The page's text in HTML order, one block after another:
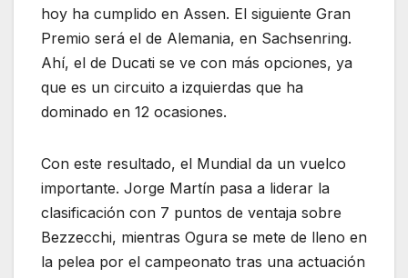
hoy ha cumplido en Assen. El siguiente Gran
Premio será el de Alemania, en Sachsenring.
Ahí, el de Ducati se ve con más opciones, ya
que es un circuito a izquierdas que ha
dominado en 12 ocasiones.
Con este resultado, el Mundial da un vuelco
importante. Jorge Martín pasa a liderar la
clasificación con 7 puntos de ventaja sobre
Bezzecchi, mientras Ogura se mete de lleno en
la pelea por el campeonato tras una actuación